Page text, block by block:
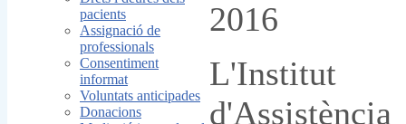
2016
L'Institut
d'Assistència
pacients
Assignació de
professionals
Consentiment
informat
Voluntats anticipades
Donacions